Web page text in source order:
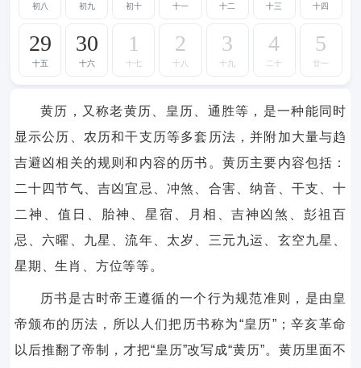
初八 初九 初十 十一 十二 十三 十四
29
十五
30
十六
1
十七
2
十八
3
十九
4
二十
5
廿一
黄历，又称老黄历、皇历、通胜等，是一种能同时
显示公历、农历和干支历等多套历法，并附加大量与趋
吉避凶相关的规则和内容的历书。黄历主要内容包括：
二十四节气、吉凶宜忌、冲煞、合害、纳音、干支、十
二神、值日、胎神、星宿、月相、吉神凶煞、彭祖百
忌、六曜、九星、流年、太岁、三元九运、玄空九星、
星期、生肖、方位等等。
历书是古时帝王遵循的一个行为规范准则，是由皇
帝颁布的历法，所以人们把历书称为“皇历”；辛亥革命
以后推翻了帝制，才把“皇历”改写成“黄历”。黄历里面不